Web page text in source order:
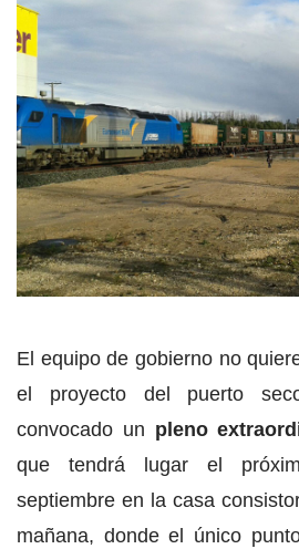
El equipo de gobierno no
el proyecto del puerto
convocado un pleno
que tendrá lugar el
septiembre en la casa
mañana, donde el único